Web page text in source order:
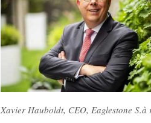
Xavier Hauboldt, CEO, Eaglestone S.à